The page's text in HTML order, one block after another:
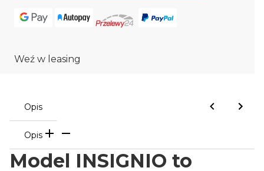
Weź w leasing
Opis
Opis
Model INSIGNIO to